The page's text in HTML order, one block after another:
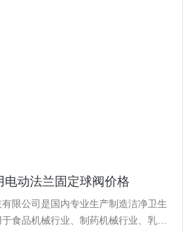
电动法兰固定球阀价格
限公司是国内专业生产制造洁净卫生
食品机械行业、制药机械行业、乳制